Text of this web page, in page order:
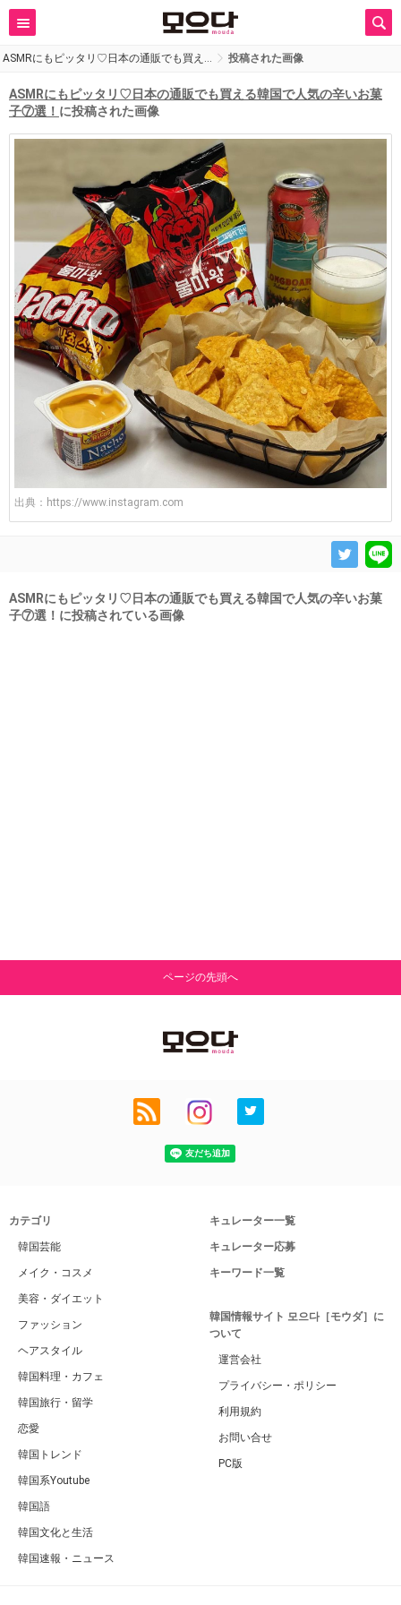
ASMRにもピッタリ♡日本の通販でも買え… 投稿された画像
ASMRにもピッタリ♡日本の通販でも買える韓国で人気の辛いお菓
子⑦選！ に投稿された画像
出典： https://www.instagram.com
ASMRにもピッタリ♡日本の通販でも買える韓国で人気の辛いお菓
子⑦選！に投稿されている画像
ページの先頭へ
カテゴリ
韓国芸能
メイク・コスメ
美容・ダイエット
ファッション
ヘアスタイル
韓国料理・カフェ
韓国旅行・留学
恋愛
韓国トレンド
韓国系Youtube
韓国語
韓国文化と生活
韓国速報・ニュース
キュレーター一覧
キュレーター応募
キーワード一覧
韓国情報サイト 모으다［モウダ］に
ついて
運営会社
プライバシー・ポリシー
利用規約
お問い合せ
PC版